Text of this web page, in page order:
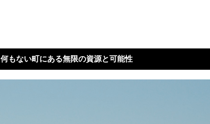
何もない町にある無限の資源と可能性